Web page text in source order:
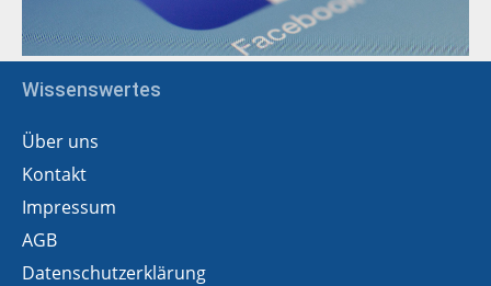
Wissenswertes
Über uns
Kontakt
Impressum
AGB
Datenschutzerklärung